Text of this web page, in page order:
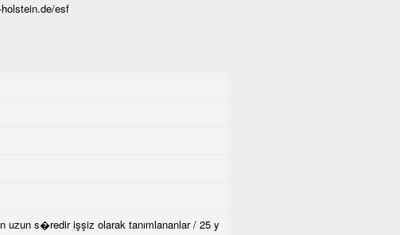
esf
s�redir işşiz olarak tanımlananlar / 25 y